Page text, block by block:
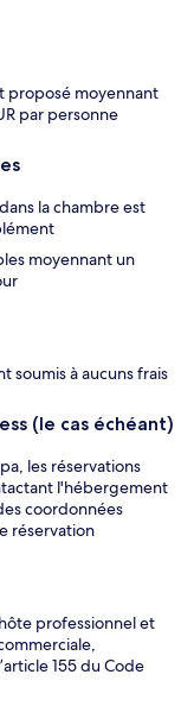
proposé moyennant
par personne
la chambre est
moyennant un
soumis à aucuns frais
(le cas échéant)
les réservations
l'hébergement
coordonnées
réservation
professionnel et
155 du Code